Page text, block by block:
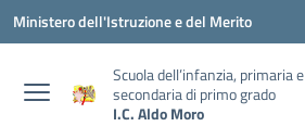
Vai ai contenuti
Vai al menu di navigazione
Vai al footer
Ministero dell'Istruzione e del Merito
Scuola dell’infanzia, primaria e
secondaria di primo grado
I.C. Aldo Moro